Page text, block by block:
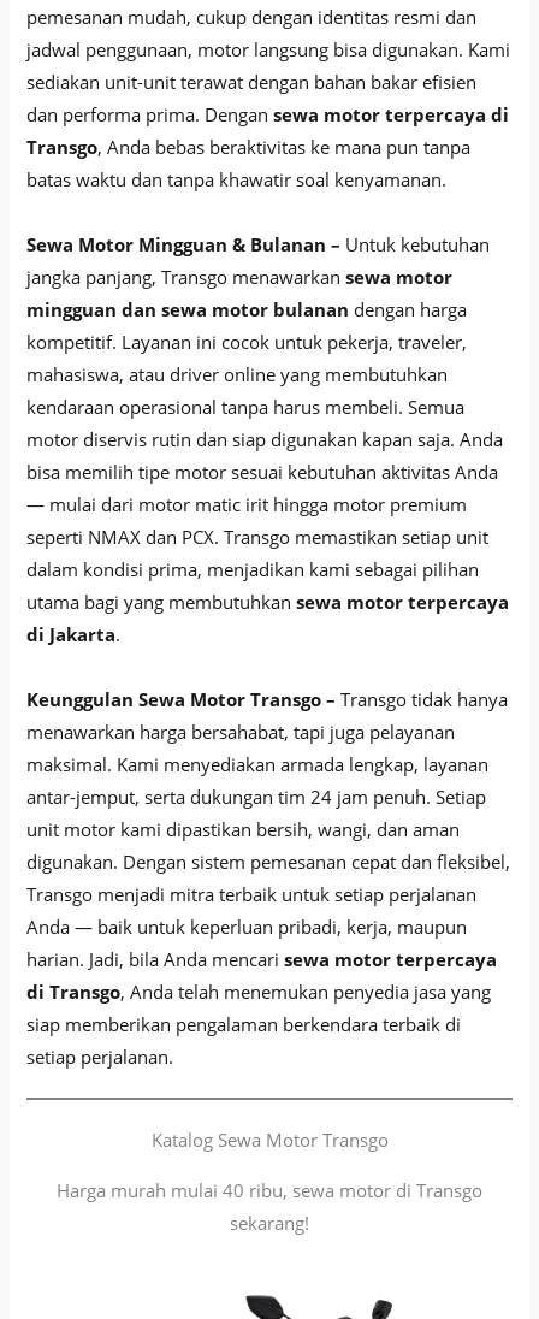
pemesanan mudah, cukup dengan identitas resmi dan
jadwal penggunaan, motor langsung bisa digunakan. Kami
sediakan unit-unit terawat dengan bahan bakar efisien
dan performa prima. Dengansewa motor terpercaya di
Transgo, Anda bebas beraktivitas ke mana pun tanpa
batas waktu dan tanpa khawatir soal kenyamanan.
Sewa Motor Mingguan & Bulanan – Untuk kebutuhan
jangka panjang, Transgo menawarkansewa motor
mingguan dan sewa motor bulanan dengan harga
kompetitif. Layanan ini cocok untuk pekerja, traveler,
mahasiswa, atau driver online yang membutuhkan
kendaraan operasional tanpa harus membeli. Semua
motor diservis rutin dan siap digunakan kapan saja. Anda
bisa memilih tipe motor sesuai kebutuhan aktivitas Anda
— mulai dari motor matic irit hingga motor premium
seperti NMAX dan PCX. Transgo memastikan setiap unit
dalam kondisi prima, menjadikan kami sebagai pilihan
utama bagi yang membutuhkansewa motor terpercaya
di Jakarta.
Keunggulan Sewa Motor Transgo – Transgo tidak hanya
menawarkan harga bersahabat, tapi juga pelayanan
maksimal. Kami menyediakan armada lengkap, layanan
antar-jemput, serta dukungan tim 24 jam penuh. Setiap
unit motor kami dipastikan bersih, wangi, dan aman
digunakan. Dengan sistem pemesanan cepat dan fleksibel,
Transgo menjadi mitra terbaik untuk setiap perjalanan
Anda — baik untuk keperluan pribadi, kerja, maupun
harian. Jadi, bila Anda mencarisewa motor terpercaya
di Transgo, Anda telah menemukan penyedia jasa yang
siap memberikan pengalaman berkendara terbaik di
setiap perjalanan.
Katalog Sewa Motor Transgo
Harga murah mulai 40 ribu, sewa motor di Transgo
sekarang!